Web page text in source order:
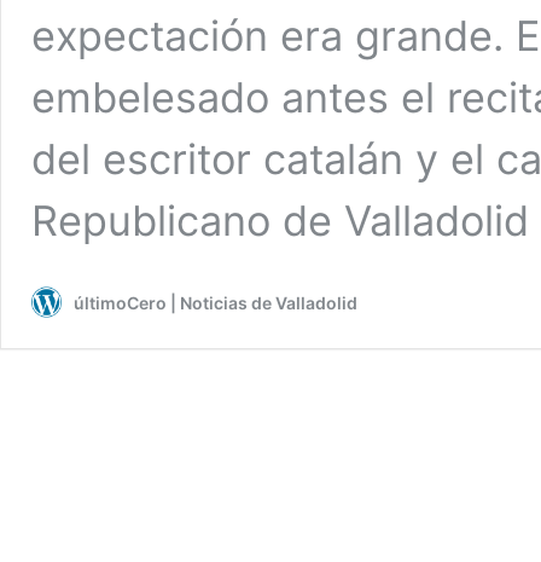
expectación era grande.
embelesado antes el
del escritor catalán y el
Republicano de
últimoCero | Noticias de Valladolid